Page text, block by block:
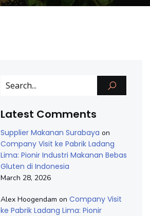
Latest Comments
Supplier Makanan Surabaya on
Company Visit ke Pabrik Ladang
Lima: Pionir Industri Makanan Bebas
Gluten di Indonesia
March 28, 2026
Alex Hoogendam on Company Visit
ke Pabrik Ladang Lima: Pionir